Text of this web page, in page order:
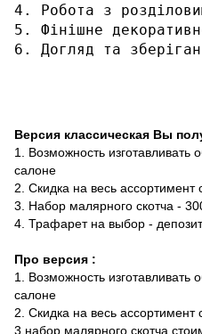
4. Робота з
5. Фінішне
6. Догляд та
Версия классическая Вы
1. Возможность изготавливать
салоне
2. Скидка на весь ассортимент
3. Набор малярного скотча -
4. Трафарет на выбор -
Про версия :
1. Возможность изготавливать
салоне
2. Скидка на весь ассортимент
3.набор малярного скотча